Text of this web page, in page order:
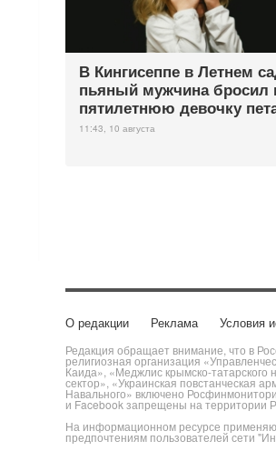
В Кингисеппе в Летнем
пьяный мужчина бросил
пятилетнюю девочку
11:43, 10 августа
О редакции Реклама Условия
Редакция обращает внимание, что в
религиозная организация
Каида», «Меджлис крымско-
сектор», «Украинская повстанческая
Навального» включено
и Facebook запрещены на территории
На информационном ресурсе
предпочтениям пользователей сети